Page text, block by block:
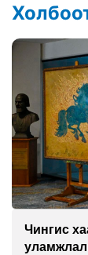
хааны